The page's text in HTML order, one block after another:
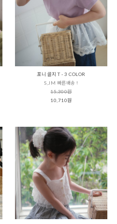
포니 골지 T - 3 COLOR
S,JM 빠른배송 !
15,300원
10,710원